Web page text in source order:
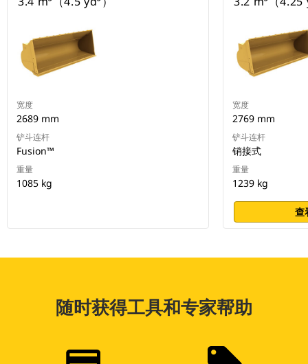
宽度
2689 mm
铲斗连杆
Fusion™
重量
1085 kg
宽度
2769 mm
铲斗连杆
销接式
重量
1239 kg
查
随时获得工具和专家帮助